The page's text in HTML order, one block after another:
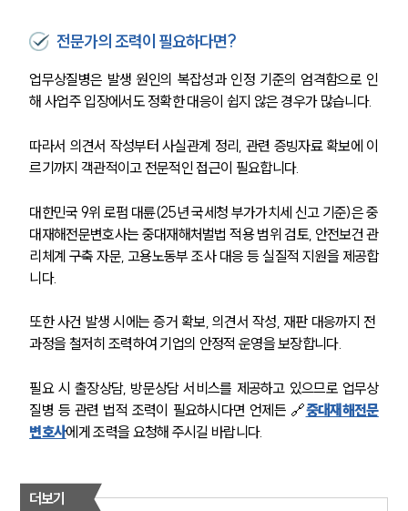
전문가의 조력이 필요하다면?
업무상질병은 발생 원인의 복잡성과 인정 기준의 엄격함으로 인
해 사업주 입장에서도 정확한 대응이 쉽지 않은 경우가 많습니다.
따라서 의견서 작성부터 사실관계 정리, 관련 증빙자료 확보에 이
르기까지 객관적이고 전문적인 접근이 필요합니다.
대한민국 9위 로펌 대륜(25년 국세청 부가가치세 신고 기준)은 중
대재해전문변호사는 중대재해처벌법 적용 범위 검토, 안전보건 관
리체계 구축 자문, 고용노동부 조사 대응 등 실질적 지원을 제공합
니다.
또한 사건 발생 시에는 증거 확보, 의견서 작성, 재판 대응까지 전
과정을 철저히 조력하여 기업의 안정적 운영을 보장합니다.
필요 시 출장상담, 방문상담 서비스를 제공하고 있으므로 업무상
질병 등 관련 법적 조력이 필요하시다면 언제든 🔗중대재해전문
변호사에게 조력을 요청해 주시길 바랍니다.
더보기